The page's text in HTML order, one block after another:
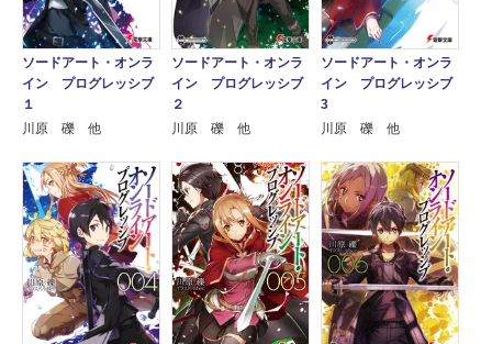
ソードアート・オンラ
イン プログレッシブ
１
川原 礫 他
ソードアート・オンラ
イン プログレッシブ
２
川原 礫 他
ソードアート・オンラ
イン プログレッシブ
3
川原 礫 他